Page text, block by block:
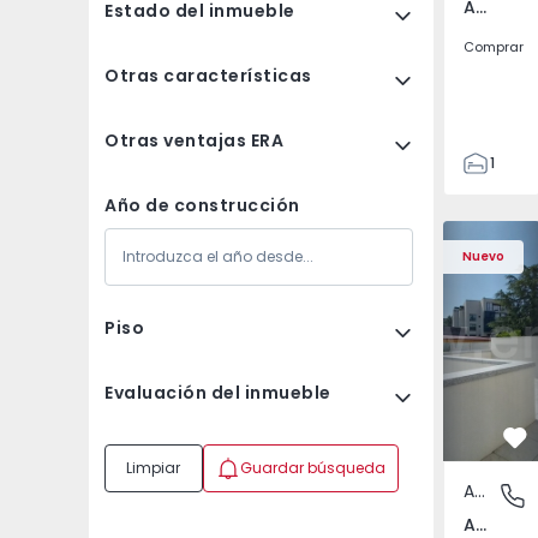
Estado del inmueble
Otras características
Otras ventajas ERA
Año de construcción
Piso
Evaluación del inmueble
Limpiar Guardar búsqueda
Arazede, Coimbra
Comprar
1
124
1756
2
Nuevo
Apartamento T2
Av.
Apartamento
Av. Boavista, Porto